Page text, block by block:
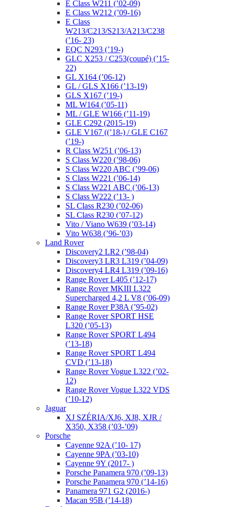
E Class W211 (’02-09)
E Class W212 (’09-16)
E Class
W213/C213/S213/A213/C238
(’16- 23)
EQC N293 (’19-)
GLC X253 / C253(coupé) (’15-
22)
GL X164 (’06-12)
GL / GLS X166 (’13-19)
GLS X167 (’19-)
ML W164 (’05-11)
ML / GLE W166 (’11-19)
GLE C292 (2015-19)
GLE V167 ((’18-) / GLE C167
(’19-)
R Class W251 (’06-13)
S Class W220 (’98-06)
S Class W220 ABC (’99-06)
S Class W221 (’06-14)
S Class W221 ABC (’06-13)
S Class W222 (’13- )
SL Class R230 (’02-06)
SL Class R230 (’07-12)
Vito / Viano W639 (’03-14)
Vito W638 (’96-’03)
Land Rover
Discovery2 LR2 (’98-04)
Discovery3 LR3 L319 (’04-09)
Discovery4 LR4 L319 (’09-16)
Range Rover L405 (’12-17)
Range Rover MKIII L322
Supercharged 4,2 L V8 (’06-09)
Range Rover P38A (’95-02)
Range Rover SPORT HSE
L320 (’05-13)
Range Rover SPORT L494
(’13-18)
Range Rover SPORT L494
CVD (’13-18)
Range Rover Vogue L322 (’02-
12)
Range Rover Vogue L322 VDS
(’10-12)
Jaguar
XJ SZÉRIA/XJ6, XJ8, XJR /
X350, X358 (’03-’09)
Porsche
Cayenne 92A (’10- 17)
Cayenne 9PA (’03-10)
Cayenne 9Y (2017- )
Porsche Panamera 970 (’09-13)
Porsche Panamera 970 (’14-16)
Panamera 971 G2 (2016-)
Macan 95B (’14-18)